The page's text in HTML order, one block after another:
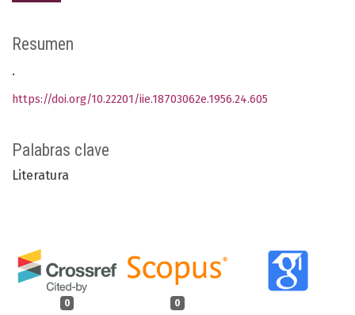
Palabras clave
Literatura
0 0
Resumen
.
https://doi.org/10.22201/iie.18703062e.1956.24.605